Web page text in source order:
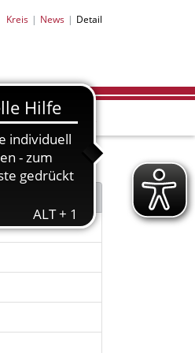
Kreis News Detail